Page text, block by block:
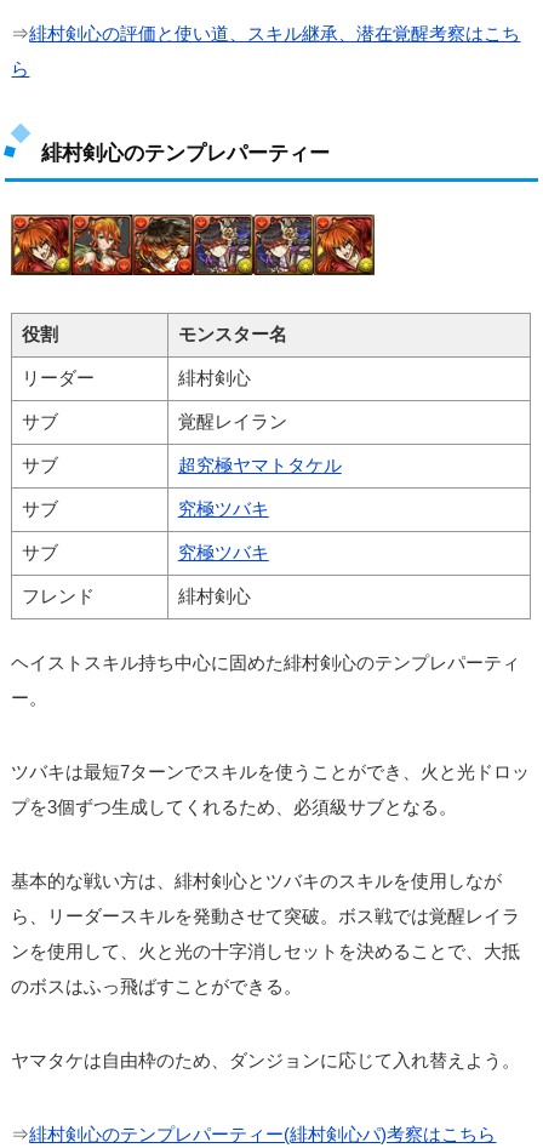
⇒緋村剣心の評価と使い道、スキル継承、潜在覚醒考察はこち
ら
緋村剣心のテンプレパーティー
役割 モンスター名
リーダー 緋村剣心
サブ 覚醒レイラン
サブ 超究極ヤマトタケル
サブ 究極ツバキ
サブ 究極ツバキ
フレンド 緋村剣心
ヘイストスキル持ち中心に固めた緋村剣心のテンプレパーティ
ー。
ツバキは最短7ターンでスキルを使うことができ、火と光ドロッ
プを3個ずつ生成してくれるため、必須級サブとなる。
基本的な戦い方は、緋村剣心とツバキのスキルを使用しなが
ら、リーダースキルを発動させて突破。ボス戦では覚醒レイラ
ンを使用して、火と光の十字消しセットを決めることで、大抵
のボスはふっ飛ばすことができる。
ヤマタケは自由枠のため、ダンジョンに応じて入れ替えよう。
⇒緋村剣心のテンプレパーティー(緋村剣心パ)考察はこちら